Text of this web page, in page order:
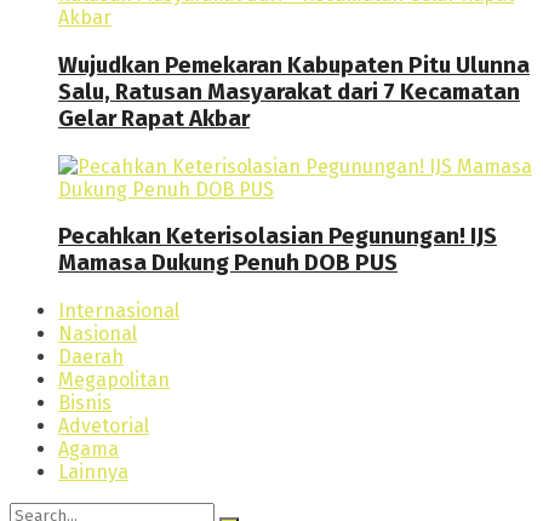
Wujudkan Pemekaran Kabupaten Pitu Ulunna
Salu, Ratusan Masyarakat dari 7 Kecamatan
Gelar Rapat Akbar
Pecahkan Keterisolasian Pegunungan! IJS
Mamasa Dukung Penuh DOB PUS
Internasional
Nasional
Daerah
Megapolitan
Bisnis
Advetorial
Agama
Lainnya